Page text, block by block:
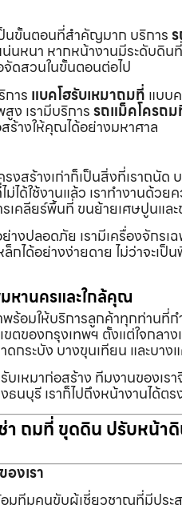
ป็นขั้นตอนที่สำคัญมาก บริการ
น่นหนา หากหน้างานมีระดับดิน
ดสวนในขั้นตอนต่อไป
าร แบคโฮรับเหมาถมที่ แบบ
ง เรามีบริการรถแม็คโครถ
ร้างให้คุณได้อย่างมหาศาล
งสร้างเก่าก็เป็นสิ่งที่เราถนัด
ได้ใช้งานแล้ว เราทำงานด้ว
เคลียร์พื้นที่ ขนย้ายเศษปูนแล
างปลอดภัย เรามีเครื่องจักรเ
กได้อย่างง่ายดาย ไม่ว่าจะเ
านครและใกล้คุณ
พร้อมให้บริการลูกค้าทุกท่านที่
ตของกรุงเทพฯ ตั้งแต่ใจกล
ระบัง บางขุนเทียน และบาง
รับเหมาก่อสร้าง ทีมงานของ
ธนบุรี เราก็ไปถึงหน้างานไ
า ถมที่ ขุดดิน ปรับหน้
องเรา
มทีมคนขับผู้เชี่ยวชาญที่มีประ